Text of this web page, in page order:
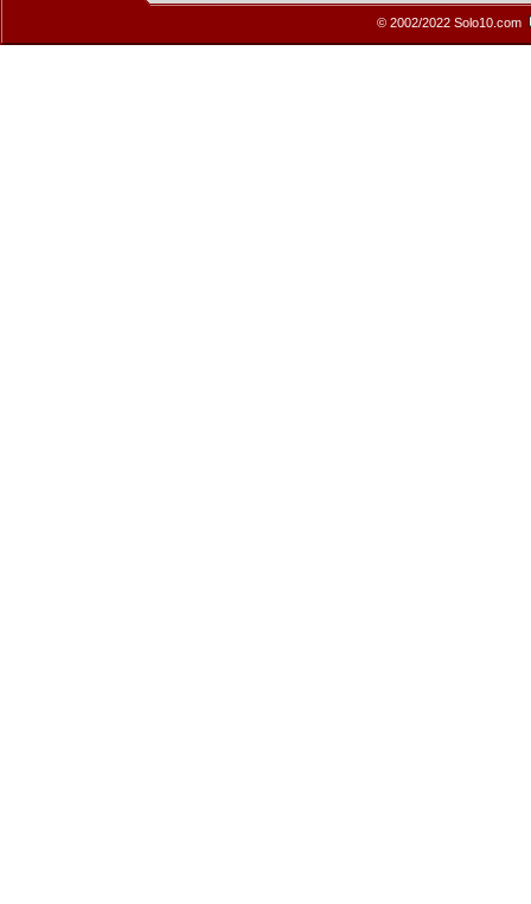
© 2002/2022 Solo10.com